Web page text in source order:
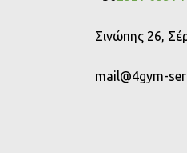
Σινώπης 26,
mail@4gym-